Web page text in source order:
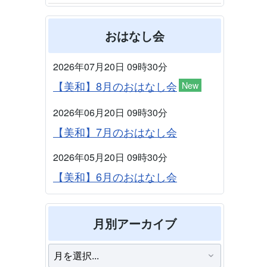
おはなし会
2026年07月20日 09時30分
【美和】8月のおはなし会 New
2026年06月20日 09時30分
【美和】7月のおはなし会
2026年05月20日 09時30分
【美和】6月のおはなし会
月別アーカイブ